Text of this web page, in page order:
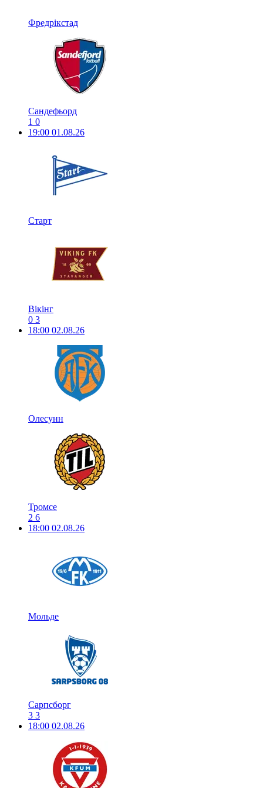
Фредрікстад
Сандефьорд
1 0
19:00 01.08.26
Старт
Вікінг
0 3
18:00 02.08.26
Олесунн
Тромсе
2 6
18:00 02.08.26
Мольде
Сарпсборг
3 3
18:00 02.08.26